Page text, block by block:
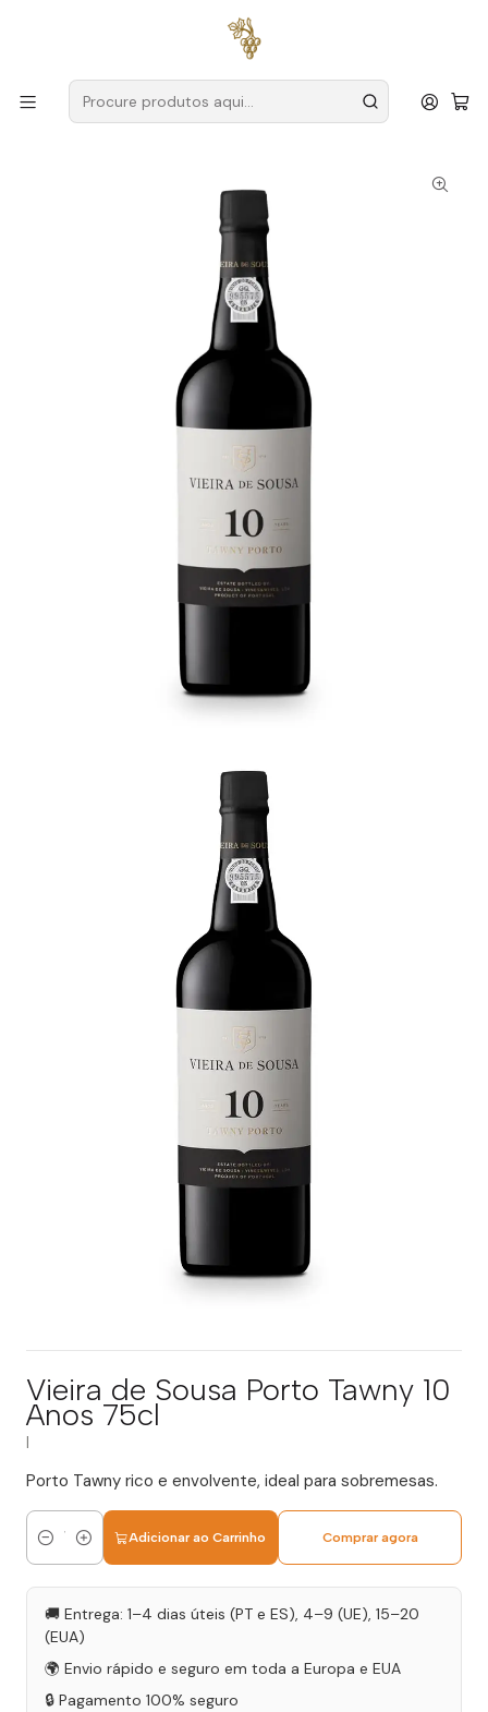
para encomendas a partir de
Produtores Douro
Vieira de Sousa
Vieira de Sousa Porto Tawny 10 Anos 75cl
Vieira de Sousa Porto Tawny 10
Anos 75cl
Porto Tawny rico e envolvente, ideal para sobremesas.
Quantidade
Adicionar ao Carrinho Comprar agora
🚚 Entrega: 1–4 dias úteis (PT e ES), 4–9 (UE), 15–20
(EUA)
🌍 Envio rápido e seguro em toda a Europa e EUA
🔒 Pagamento 100% seguro